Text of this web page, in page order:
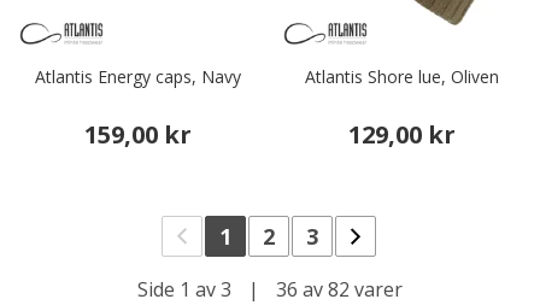
Atlantis Energy caps, Navy
159,00 kr
Atlantis Shore lue, Oliven
129,00 kr
1 2 3
Side 1 av 3 | 36 av 82 varer